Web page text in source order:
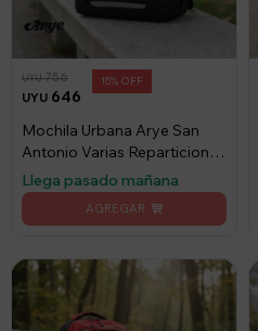
UYU 646
UYU756 15
Mochila Urbana Arye San
Antonio Varias Reparticiones
35 lts - Negro
Llega pasado mañana